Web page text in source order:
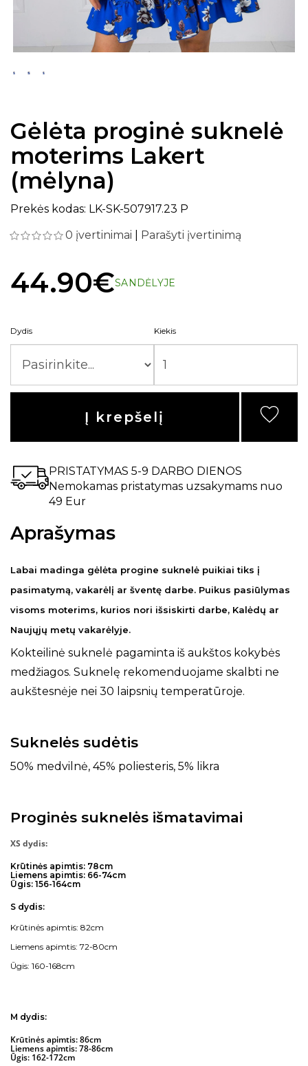
Gėlėta proginė suknelė
moterims Lakert
(mėlyna)
Prekės kodas: LK-SK-507917.23 P
0 įvertinimai
Parašyti įvertinimą
44.90€SANDĖLYJE
Dydis Kiekis
Į krepšelį
PRISTATYMAS 5-9 DARBO DIENOS
Nemokamas pristatymas uzsakymams nuo
49 Eur
Aprašymas
Labai madinga gėlėta progine suknelė puikiai tiks į
pasimatymą, vakarėlį ar šventę darbe. Puikus pasiūlymas
visoms moterims, kurios nori išsiskirti darbe, Kalėdų ar
Naujųjų metų vakarėlyje.
Kokteilinė suknelė pagaminta iš aukštos kokybės
medžiagos. Suknelę rekomenduojame skalbti ne
aukštesnėje nei 30 laipsnių temperatūroje.
Suknelės sudėtis
50% medvilnė, 45% poliesteris, 5% likra
Proginės suknelės išmatavimai
XS dydis:
Krūtinės apimtis: 78cm
Liemens apimtis: 66-74cm
Ūgis: 156-164cm
S dydis:
Krūtinės apimtis: 82cm
Liemens apimtis: 72-80cm
Ūgis: 160-168cm
M dydis:
Krūtinės apimtis: 86cm
Liemens apimtis: 78-86cm
Ūgis: 162-172cm